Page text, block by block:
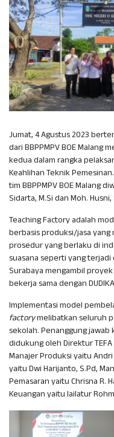
Jumat, 4 Agustus 2023
dari BBPPMPV BOE Malang
kedua dalam rangka
Keahlihan Teknik
tim BBPPMPV BOE Malang
Sidarta, M.Si dan Moh. Husni,
Teaching Factory adalah
berbasis produksi/jasa yang
prosedur yang berlaku di
suasana seperti yang terjadi
Surabaya mengambil
bekerja sama dengan
Implementasi model
factorymelibatkan seluruh
sekolah. Penanggung jawab
didukung oleh Direktur
Manajer Produksi yaitu
yaitu Dwi Harijanto, S.Pd,
Pemasaran yaitu Chrisna R.
Keuangan yaitu lailatur